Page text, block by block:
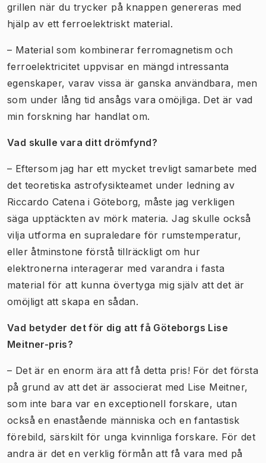
grillen när du trycker på knappen genereras med
hjälp av ett ferroelektriskt material.
– Material som kombinerar ferromagnetism och
ferroelektricitet uppvisar en mängd intressanta
egenskaper, varav vissa är ganska användbara, men
som under lång tid ansågs vara omöjliga. Det är vad
min forskning har handlat om.
Vad skulle vara ditt drömfynd?
– Eftersom jag har ett mycket trevligt samarbete med
det teoretiska astrofysikteamet under ledning av
Riccardo Catena i Göteborg, måste jag verkligen
säga upptäckten av mörk materia. Jag skulle också
vilja utforma en supraledare för rumstemperatur,
eller åtminstone förstå tillräckligt om hur
elektronerna interagerar med varandra i fasta
material för att kunna övertyga mig själv att det är
omöjligt att skapa en sådan.
Vad betyder det för dig att få Göteborgs Lise
Meitner-pris?
– Det är en enorm ära att få detta pris! För det första
på grund av att det är associerat med Lise Meitner,
som inte bara var en exceptionell forskare, utan
också en enastående människa och en fantastisk
förebild, särskilt för unga kvinnliga forskare. För det
andra är det en verklig förmån att få vara med på